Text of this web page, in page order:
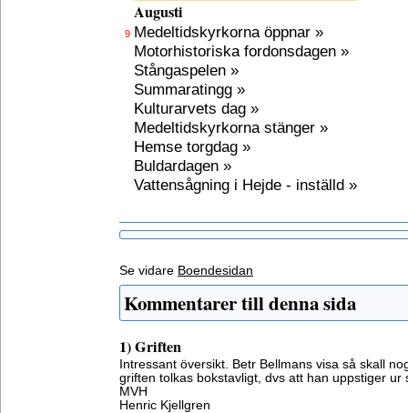
Augusti
9 Medeltidskyrkorna öppnar »
Motorhistoriska fordonsdagen »
Stångaspelen »
Summaratingg »
Kulturarvets dag »
Medeltidskyrkorna stänger »
Hemse torgdag »
Buldardagen »
Vattensågning i Hejde - inställd »
Se vidare Boendesidan
Kommentarer till denna sida
1) Griften
Intressant översikt. Betr Bellmans visa så skall
griften tolkas bokstavligt, dvs att han uppstiger ur
MVH
Henric Kjellgren